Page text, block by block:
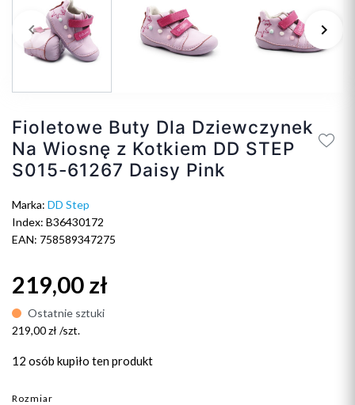
Poprzedni
keyboard_arrow_left keyboard_arrow_right
Fioletowe Buty Dla Dziewczynek
Na Wiosnę z Kotkiem DD STEP
S015-61267 Daisy Pink
Marka: DD Step
Index: B36430172
EAN: 758589347275
219,00 zł
Ostatnie sztuki
219,00 zł /szt.
12 osób kupiło ten produkt
Rozmiar